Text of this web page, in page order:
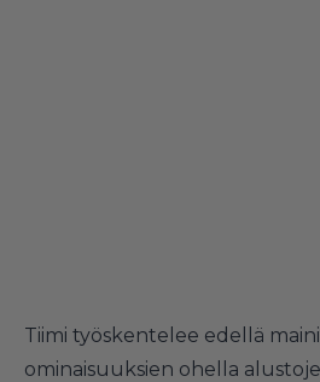
Tiimi työskentelee edellä
ominaisuuksien ohella